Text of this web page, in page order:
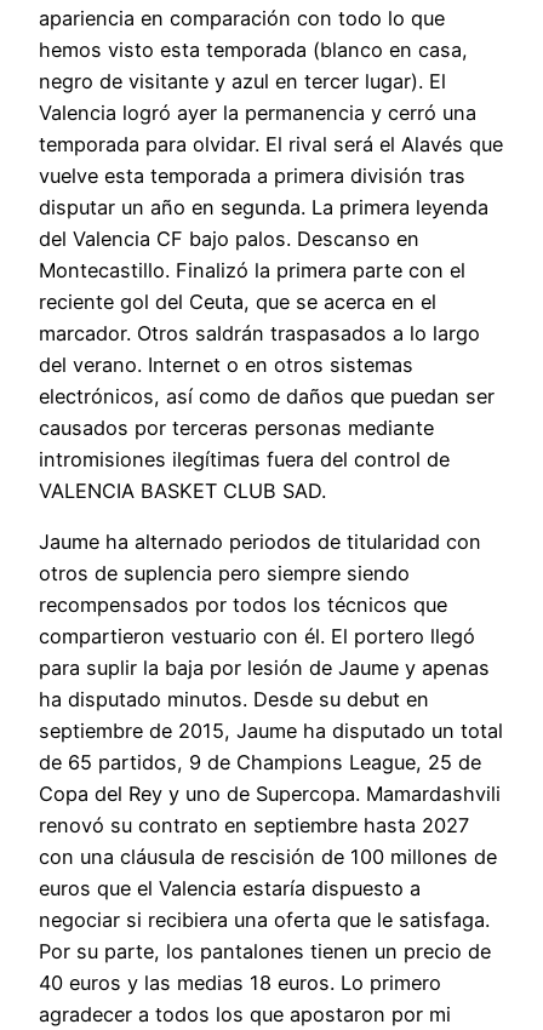
apariencia en comparación con todo lo que
hemos visto esta temporada (blanco en casa,
negro de visitante y azul en tercer lugar). El
Valencia logró ayer la permanencia y cerró una
temporada para olvidar. El rival será el Alavés que
vuelve esta temporada a primera división tras
disputar un año en segunda. La primera leyenda
del Valencia CF bajo palos. Descanso en
Montecastillo. Finalizó la primera parte con el
reciente gol del Ceuta, que se acerca en el
marcador. Otros saldrán traspasados a lo largo
del verano. Internet o en otros sistemas
electrónicos, así como de daños que puedan ser
causados por terceras personas mediante
intromisiones ilegítimas fuera del control de
VALENCIA BASKET CLUB SAD.
Jaume ha alternado periodos de titularidad con
otros de suplencia pero siempre siendo
recompensados por todos los técnicos que
compartieron vestuario con él. El portero llegó
para suplir la baja por lesión de Jaume y apenas
ha disputado minutos. Desde su debut en
septiembre de 2015, Jaume ha disputado un total
de 65 partidos, 9 de Champions League, 25 de
Copa del Rey y uno de Supercopa. Mamardashvili
renovó su contrato en septiembre hasta 2027
con una cláusula de rescisión de 100 millones de
euros que el Valencia estaría dispuesto a
negociar si recibiera una oferta que le satisfaga.
Por su parte, los pantalones tienen un precio de
40 euros y las medias 18 euros. Lo primero
agradecer a todos los que apostaron por mi